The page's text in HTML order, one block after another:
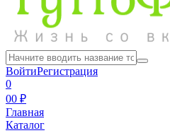
ВойтиРегистрация
0
00 ₽
Главная
Каталог